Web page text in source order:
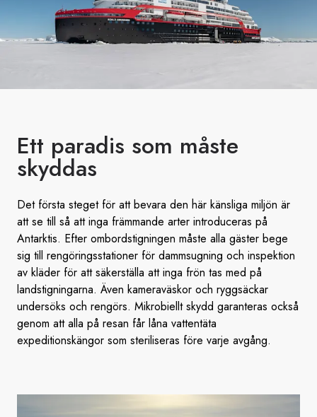
Ett paradis som måste
skyddas
Det första steget för att bevara den här känsliga miljön är
att se till så att inga främmande arter introduceras på
Antarktis. Efter ombordstigningen måste alla gäster bege
sig till rengöringsstationer för dammsugning och inspektion
av kläder för att säkerställa att inga frön tas med på
landstigningarna. Även kameraväskor och ryggsäckar
undersöks och rengörs. Mikrobiellt skydd garanteras också
genom att alla på resan får låna vattentäta
expeditionskängor som steriliseras före varje avgång.